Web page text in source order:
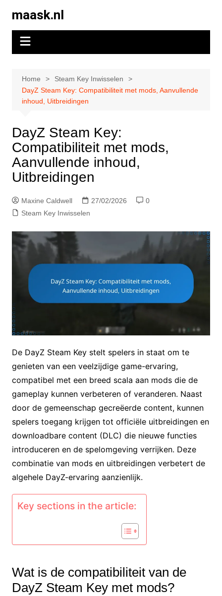
content
maask.nl
Home
Steam Key Inwisselen
DayZ Steam Key: Compatibiliteit met mods, Aanvullende
inhoud, Uitbreidingen
DayZ Steam Key:
Compatibiliteit met mods,
Aanvullende inhoud,
Uitbreidingen
Maxine Caldwell 27/02/2026
0
Steam Key Inwisselen
De DayZ Steam Key stelt spelers in staat om te
genieten van een veelzijdige game-ervaring,
compatibel met een breed scala aan mods die de
gameplay kunnen verbeteren of veranderen. Naast
door de gemeenschap gecreëerde content, kunnen
spelers toegang krijgen tot officiële uitbreidingen en
downloadbare content (DLC) die nieuwe functies
introduceren en de spelomgeving verrijken. Deze
combinatie van mods en uitbreidingen verbetert de
algehele DayZ-ervaring aanzienlijk.
Key sections in the article:
Wat is de compatibiliteit van de
DayZ Steam Key met mods?